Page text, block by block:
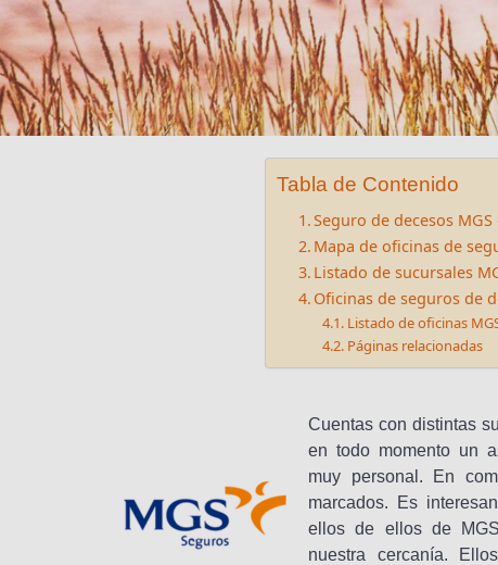
Tabla de Contenido
Seguro de decesos
Mapa de oficinas de
Listado de sucursales
Oficinas de seguros de
Listado de oficinas
Páginas relacionadas
Cuentas con distintas
en todo momento un
muy personal. En
marcados. Es
ellos de ellos de
nuestra cercanía.